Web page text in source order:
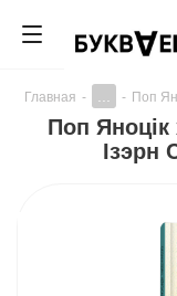
Главная - - Поп
Поп
Ізэрн